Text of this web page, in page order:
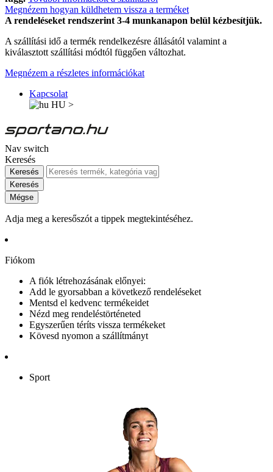
Megnézem hogyan küldhetem vissza a terméket
A rendeléseket rendszerint 3-4 munkanapon belül kézbesítjük.
A szállítási idő a termék rendelkezésre állásától valamint a
kiválasztott szállítási módtól függően változhat.
Megnézem a részletes információkat
Kapcsolat
HU >
Nav switch
Keresés
Keresés
Keresés
Mégse
Adja meg a keresőszót a tippek megtekintéséhez.
Fiókom
A fiók létrehozásának előnyei:
Add le gyorsabban a következő rendeléseket
Mentsd el kedvenc termékeidet
Nézd meg rendeléstörténeted
Egyszerűen téríts vissza termékeket
Kövesd nyomon a szállítmányt
Sport